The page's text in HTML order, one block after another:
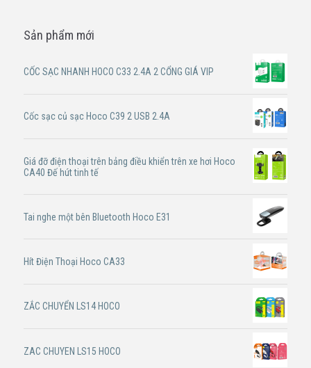
Sản phẩm mới
CỐC SẠC NHANH HOCO C33 2.4A 2 CỔNG GIÁ VIP
Cốc sạc củ sạc Hoco C39 2 USB 2.4A
Giá đỡ điện thoại trên bảng điều khiển trên xe hơi Hoco
CA40 Đế hút tinh tế
Tai nghe một bên Bluetooth Hoco E31
Hít Điện Thoại Hoco CA33
ZẮC CHUYỂN LS14 HOCO
ZAC CHUYEN LS15 HOCO